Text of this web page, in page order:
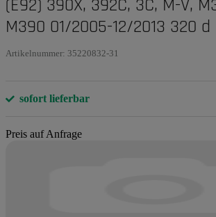
(E92) 390X, 392C, 3C, M-V,
M390 01/2005-12/2013 320 d
Artikelnummer: 35220832-31
sofort lieferbar
Preis auf Anfrage